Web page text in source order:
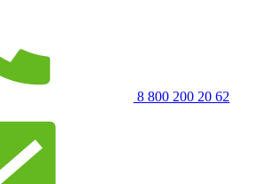
8 800 200 20 62